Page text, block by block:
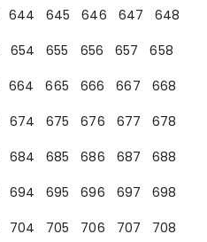
644 645 646 647
648
654 655 656 657
658
664 665 666 667
668
674 675 676 677
678
684 685 686 687
688
694 695 696 697
698
704 705 706 707
708